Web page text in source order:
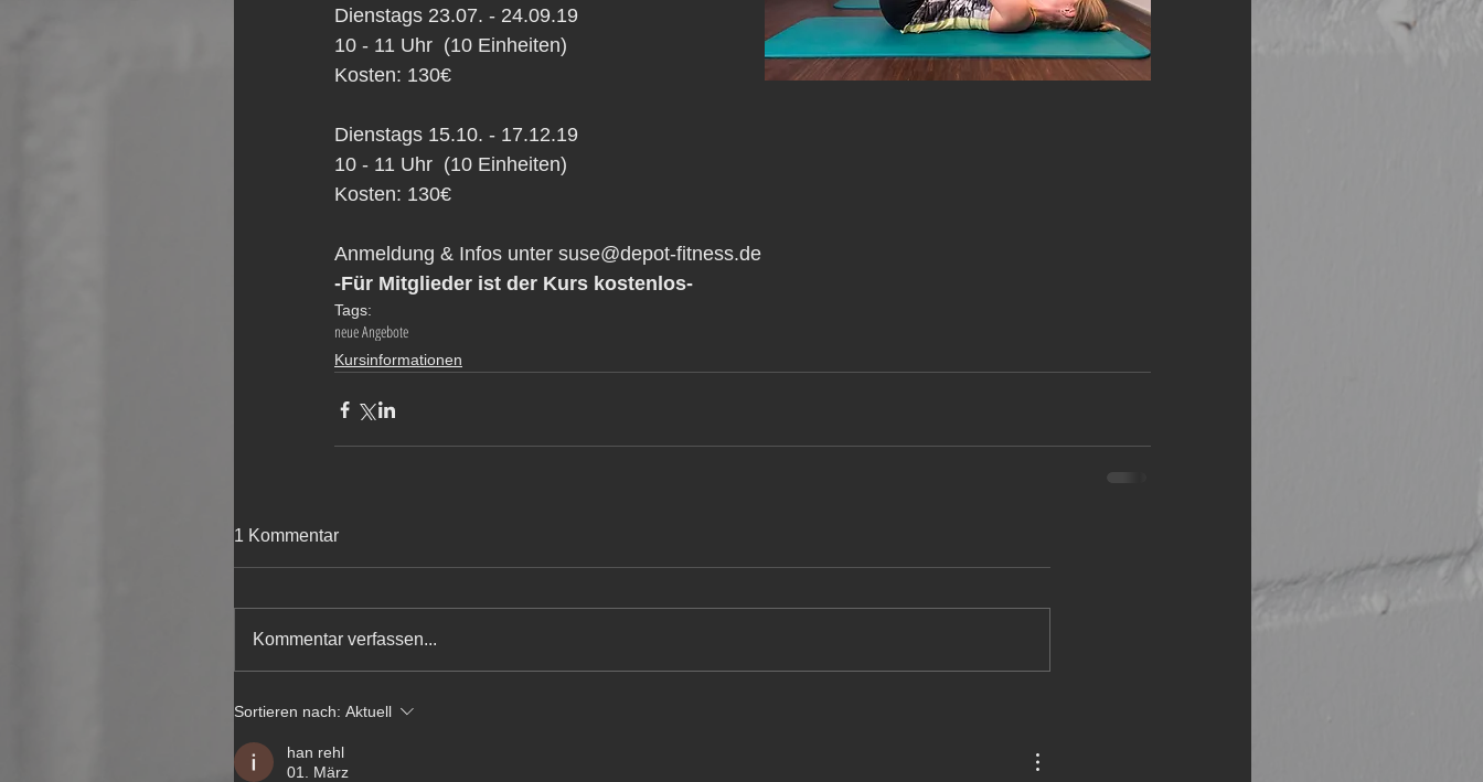
Dienstags 23.07. - 24.09.19
10 - 11 Uhr  (10 Einheiten)
Kosten: 130€
Dienstags 15.10. - 17.12.19
10 - 11 Uhr  (10 Einheiten)
Kosten: 130€
Anmeldung & Infos unter suse@depot-fitness.de
-Für Mitglieder ist der Kurs kostenlos-
Tags:
neue Angebote
Kursinformationen
1 Kommentar
Kommentar verfassen...
Sortieren nach: Aktuell
han rehl
01. März